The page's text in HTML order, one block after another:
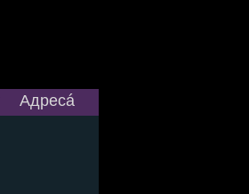
Адресá